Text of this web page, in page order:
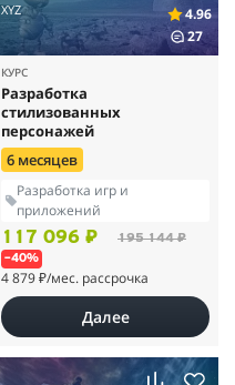
XYZ
4.96
27
КУРС
Разработка
стилизованных
персонажей
6 месяцев
Разработка игр и
приложений
117 096 ₽ 195 144 ₽
–40%
4 879 ₽/мес. рассрочка
Далее